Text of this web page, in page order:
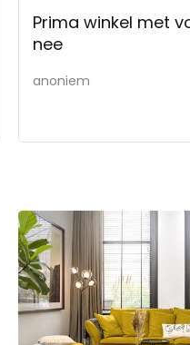
Prima winkel met
nee
anoniem